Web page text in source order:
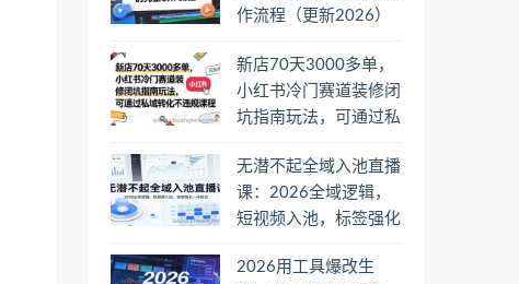
作流程（更新2026）
新店70天3000多单，
小红书冷门赛道装修闭
坑指南玩法，可通过私
无潜不起全域入池直播
课：2026全域逻辑，
短视频入池，标签强化
2026用工具爆改生